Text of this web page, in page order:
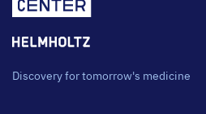
Discovery for tomorrow's medicine